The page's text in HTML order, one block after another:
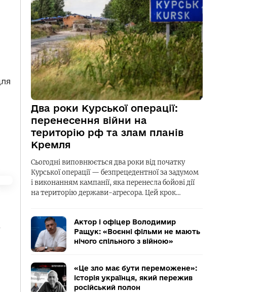
Два роки Курської операції:
перенесення війни на
територію рф та злам планів
Кремля
Сьогодні виповнюється два роки від початку
Курської операції — безпрецедентної за задумом
і виконанням кампанії, яка перенесла бойові дії
на територію держави-агресора. Цей крок…
Актор і офіцер Володимир
Ращук: «Воєнні фільми не мають
нічого спільного з війною»
«Це зло має бути переможене»:
історія українця, який пережив
російський полон